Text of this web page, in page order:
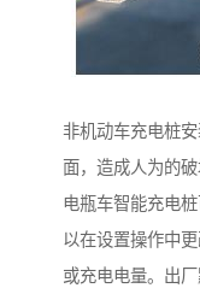
非机动车充电桩
面，造成人为的破
电瓶车智能充电
以在设置操作中
或充电电量。出